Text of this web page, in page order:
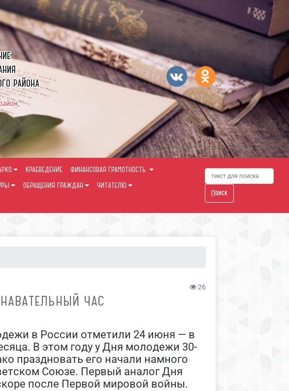
района
КРАЕВЕДЕНИЕ
ФИНАНСОВАЯ ГРАМОТНОСТЬ
ОБРАЩЕНИЯ ГРАЖДАН
ЧИТАТЕЛЮ
Поиск
26
ЧАС
в России отметили 24 июня — в
В этом году у Дня молодежи 30-
праздновать его начали намного
Союзе. Первый аналог Дня
после Первой мировой войны.